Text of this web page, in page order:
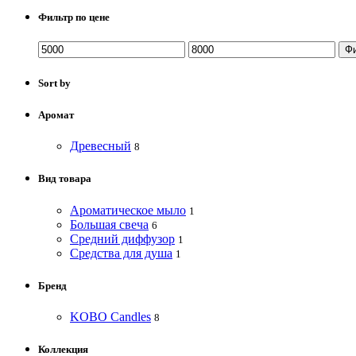
Фильтр по цене
Sort by
Аромат
Древесный 8
Вид товара
Ароматическое мыло 1
Большая свеча 6
Средний диффузор 1
Средства для душа 1
Бренд
KOBO Candles 8
Коллекция